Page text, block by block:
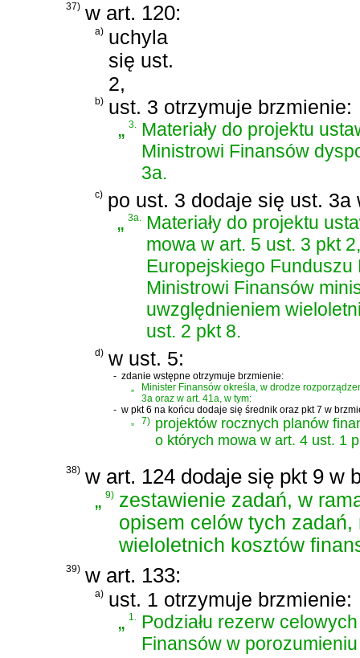
37) w art. 120:
a) uchyla
się ust.
2,
b) ust. 3 otrzymuje brzmienie:
„3. Materiały do projektu
Ministrowi Finansów
3a.
c) po ust. 3 dodaje się ust. 3a
„3a. Materiały do projektu
mowa w art. 5 ust. 3 pkt
Europejskiego Funduszu
Ministrowi Finansów
uwzględnieniem
ust. 2 pkt 8.
d) w ust. 5:
- zdanie wstępne otrzymuje brzmienie:
„
Minister Finansów określa, w drodze
3a oraz w art. 41a, w tym:
- w pkt 6 na końcu dodaje się średnik oraz pkt 7 w
„
7) projektów rocznych planów
o których mowa w art. 4 ust. 1
38) w art. 124 dodaje się pkt 9 w
„9) zestawienie zadań, w
opisem celów tych
wieloletnich kosztów
39) w art. 133:
a) ust. 1 otrzymuje brzmienie:
„1.
Podziału rezerw
Finansów w